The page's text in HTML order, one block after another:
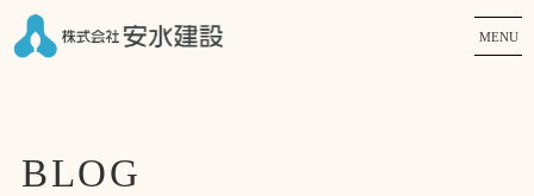
MENU
BLOG